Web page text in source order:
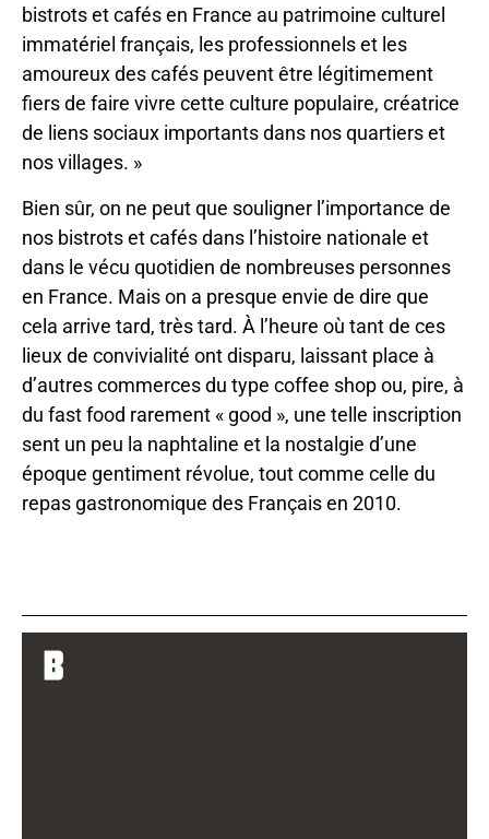
bistrots et cafés en France au patrimoine culturel
immatériel français, les professionnels et les
amoureux des cafés peuvent être légitimement
fiers de faire vivre cette culture populaire, créatrice
de liens sociaux importants dans nos quartiers et
nos villages. »
Bien sûr, on ne peut que souligner l’importance de
nos bistrots et cafés dans l’histoire nationale et
dans le vécu quotidien de nombreuses personnes
en France. Mais on a presque envie de dire que
cela arrive tard, très tard. À l’heure où tant de ces
lieux de convivialité ont disparu, laissant place à
d’autres commerces du type coffee shop ou, pire, à
du fast food rarement « good », une telle inscription
sent un peu la naphtaline et la nostalgie d’une
époque gentiment révolue, tout comme celle du
repas gastronomique des Français en 2010.